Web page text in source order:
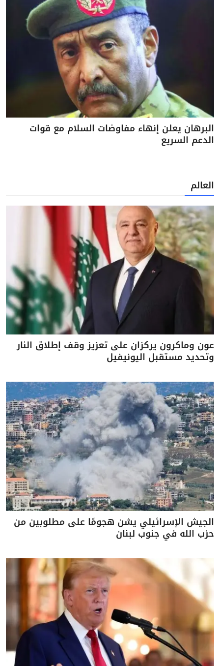
البرهان يعلن إنهاء مفاوضات السلام مع قوات
الدعم السريع
العالم
عون وماكرون يركزان على تعزيز وقف إطلاق النار
وتحديد مستقبل اليونيفيل
الجيش الإسرائيلي يشن هجومًا على مطلوبين من
حزب الله في جنوب لبنان